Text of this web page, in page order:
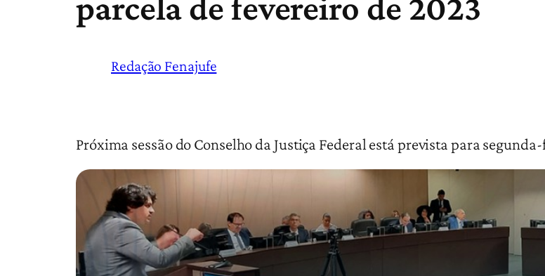
Redação Fenajufe
Próxima sessão do Conselho da Justiça Federal está prevista para